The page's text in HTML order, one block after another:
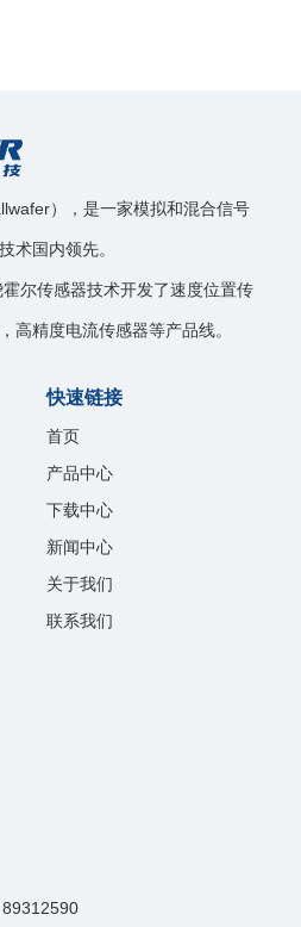
），是一家模拟和混合信号
术国内领先。
尔传感器技术开发了速度位置传
高精度电流传感器等产品线。
快速链接
首页
产品中心
下载中心
新闻中心
关于我们
联系我们